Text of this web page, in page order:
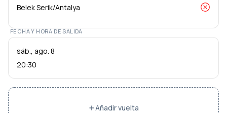
FECHA Y HORA DE SALIDA
20:30
Añadir vuelta